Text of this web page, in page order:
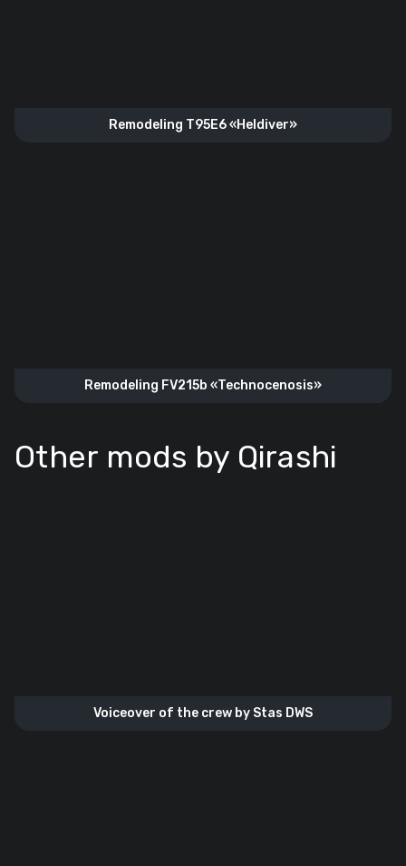
Remodeling T95E6 «Heldiver»
Remodeling FV215b «Technocenosis»
Other mods by Qirashi
Voiceover of the crew by Stas DWS